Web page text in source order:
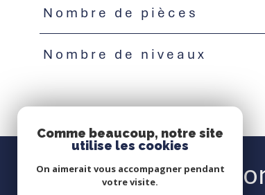
Nombre de pièces
Nombre de niveaux
Nous
Comme beaucoup, notre site
utilise les cookies
On aimerait vous accompagner pendant
votre visite.